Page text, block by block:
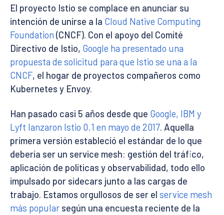
El proyecto Istio se complace en anunciar su
intención de unirse a la Cloud Native Computing
Foundation (CNCF). Con el apoyo del Comité
Directivo de Istio, Google ha presentado una
propuesta de solicitud para que Istio se una a la
CNCF, el hogar de proyectos compañeros como
Kubernetes y Envoy.
Han pasado casi 5 años desde que Google, IBM y
Lyft lanzaron Istio 0.1 en mayo de 2017. Aquella
primera versión estableció el estándar de lo que
debería ser un service mesh: gestión del tráfico,
aplicación de políticas y observabilidad, todo ello
impulsado por sidecars junto a las cargas de
trabajo. Estamos orgullosos de ser el service mesh
más popular según una encuesta reciente de la